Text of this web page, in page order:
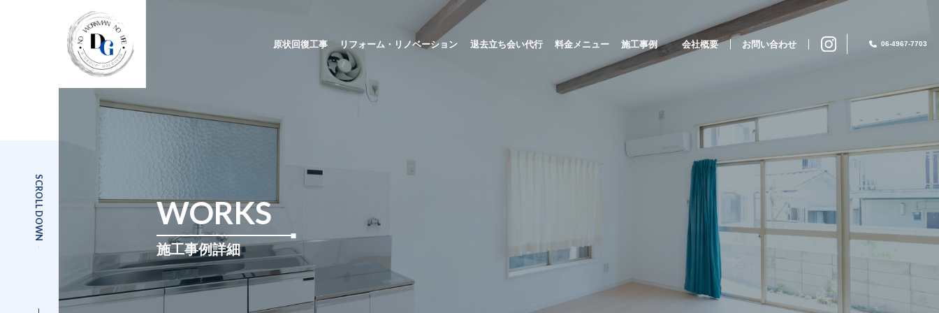
原状回復工事 リフォーム・リノベーション 退去立ち会い代行 料金メニュー 施工事例 会社概要 お問い合わせ 06-4967-7703
WORKS
施工事例詳細
SCROLL DOWN